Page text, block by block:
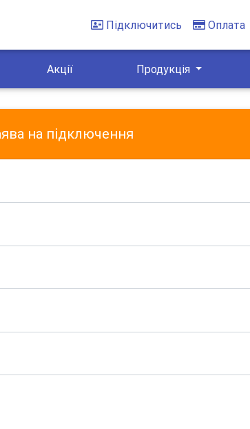
Підключитись Оплата
Акції Продукція
на підключення